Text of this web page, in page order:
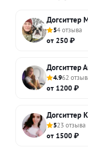
Догситтер
54 отзыва
от 250 ₽
Догситтер
4.962
от 1200 ₽
Догситтер
523 отзыва
от 1500 ₽